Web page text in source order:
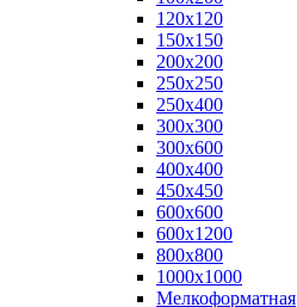
120х120
150х150
200х200
250х250
250х400
300х300
300х600
400х400
450х450
600х600
600х1200
800х800
1000х1000
Мелкоформатная